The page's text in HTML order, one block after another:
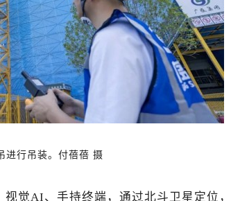
进行吊装。付蓓蓓 摄
觉AI、手持终端，通过北斗卫星定位，